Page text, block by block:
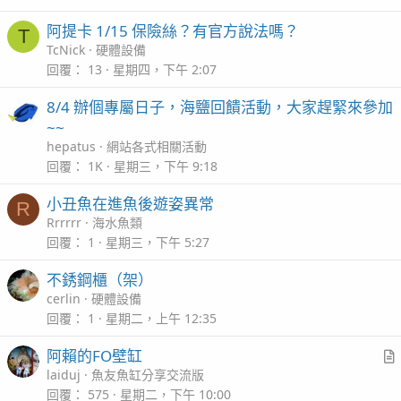
T 阿提卡 1/15 保險絲？有官方說法嗎？
TcNick
硬體設備
回覆
13 星期四，下午 2:07
8/4 辦個專屬日子，海鹽回饋活動，大家趕緊來參加
~~
hepatus
網站各式相關活動
回覆
1K 星期三，下午 9:18
R 小丑魚在進魚後遊姿異常
Rrrrrr
海水魚類
回覆
1 星期三，下午 5:27
不銹鋼櫃（架）
cerlin
硬體設備
回覆
1 星期二，上午 12:35
阿賴的FO壁缸
laiduj
魚友魚缸分享交流版
回覆
575 星期二，下午 10:00